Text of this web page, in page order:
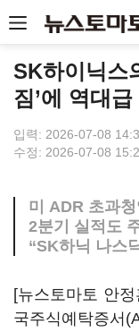
SK하이닉스
짐’에 역대
입력: 2026-07-08
수정: 2026-07-08
미 ADR 초과
2분기 실적도
“SK하닉 나스
[뉴스토마토 안
국주식예탁증서